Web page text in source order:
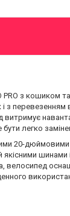
з кошиком
з
бути легко
20-дюймовими
якісними
велосипед